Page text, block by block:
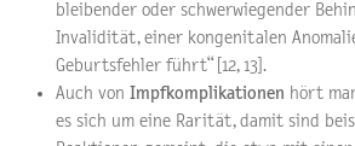
bleibender oder schwerwiegender
Invalidität, einer kongenitalen
Geburtsfehler führt“ [12, 13].
Auch von Impfkomplikationen hört
es sich um eine Rarität, damit sind